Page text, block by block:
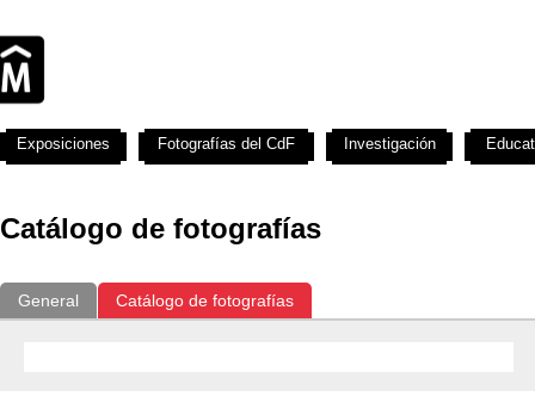
Catálogo de fotografías
General Catálogo de fotografías
Exposiciones Fotografías del CdF Investigación